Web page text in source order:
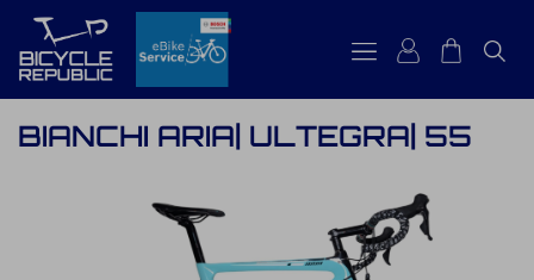
BIANCHI ARIA| ULTEGRA| 55